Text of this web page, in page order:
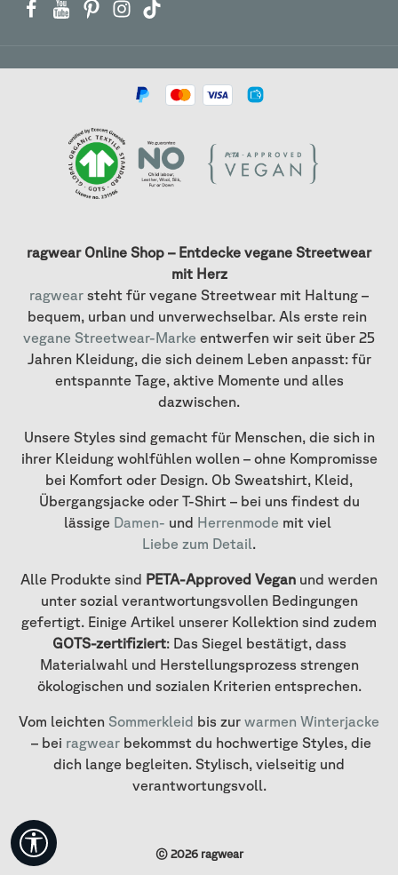
ragwear Online Shop – Entdecke vegane Streetwear
mit Herz
ragwear steht für vegane Streetwear mit Haltung –
bequem, urban und unverwechselbar. Als erste rein
vegane Streetwear-Marke entwerfen wir seit über 25
Jahren Kleidung, die sich deinem Leben anpasst: für
entspannte Tage, aktive Momente und alles
dazwischen.
Unsere Styles sind gemacht für Menschen, die sich in
ihrer Kleidung wohlfühlen wollen – ohne Kompromisse
bei Komfort oder Design. Ob Sweatshirt, Kleid,
Übergangsjacke oder T-Shirt – bei uns findest du
lässige Damen- und Herrenmode mit viel
Liebe zum Detail.
Alle Produkte sind PETA-Approved Vegan und werden
unter sozial verantwortungsvollen Bedingungen
gefertigt. Einige Artikel unserer Kollektion sind zudem
GOTS-zertifiziert: Das Siegel bestätigt, dass
Materialwahl und Herstellungsprozess strengen
ökologischen und sozialen Kriterien entsprechen.
Vom leichten Sommerkleid bis zur warmen Winterjacke
– bei ragwearbekommst du hochwertige Styles, die
dich lange begleiten. Stylisch, vielseitig und
verantwortungsvoll.
© 2026 ragwear
Werkzeugleiste anzeigen